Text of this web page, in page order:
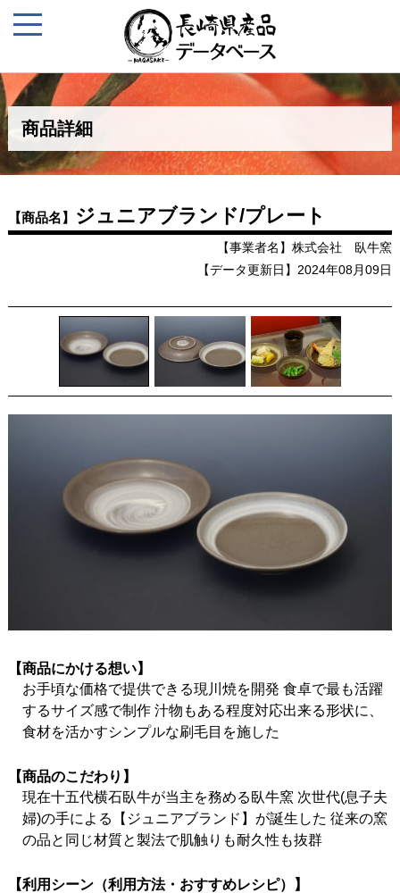
商品詳細
【商品名】 ジュニアブランド/プレート
【事業者名】株式会社 臥牛窯
【データ更新日】2024年08月09日
【商品にかける想い】
お手頃な価格で提供できる現川焼を開発 食卓で最も活躍
するサイズ感で制作 汁物もある程度対応出来る形状に、
食材を活かすシンプルな刷毛目を施した
【商品のこだわり】
現在十五代横石臥牛が当主を務める臥牛窯 次世代(息子夫
婦)の手による【ジュニアブランド】が誕生した 従来の窯
の品と同じ材質と製法で肌触りも耐久性も抜群
【利用シーン（利用方法・おすすめレシピ）】